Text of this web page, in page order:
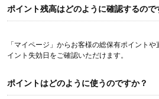
ポイント残高はどのように確認するので
「マイページ」からお客様の総保有ポイント
イント失効日をご確認いただけます。
ポイントはどのように使うのですか？